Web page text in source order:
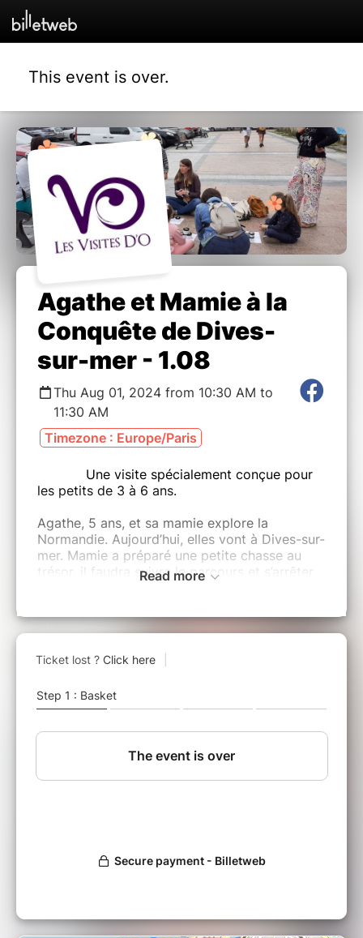
This event is over.
Agathe et Mamie à la
Conquête de Dives-
sur-mer - 1.08
Thu Aug 01, 2024 from 10:30 AM to
11:30 AM
Timezone : Europe/Paris
Une visite spécialement conçue pour
les petits de 3 à 6 ans.
Agathe, 5 ans, et sa mamie explore la
Normandie. Aujourd’hui, elles vont à Dives-sur-
mer. Mamie a préparé une petite chasse au
trésor, il faudra suivre le parcours et s’arrêter
seront au programme.
A la fin, une surprise est à découvrir.
Les enfants doivent obligatoirement être
Chaque enfant est sous la responsabilité de
sera prêté pour la visite.
TOUS les participants doivent se munir d'un
billet.
Read more